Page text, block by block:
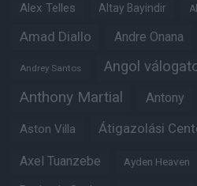
Alex Telles Altay Bayindir
Amad Diallo Andre Onana
Andrey Santos Angol
Anthony Martial Antony
Aston Villa Átigazolási
Axel Tuanzebe Ayden Heaven